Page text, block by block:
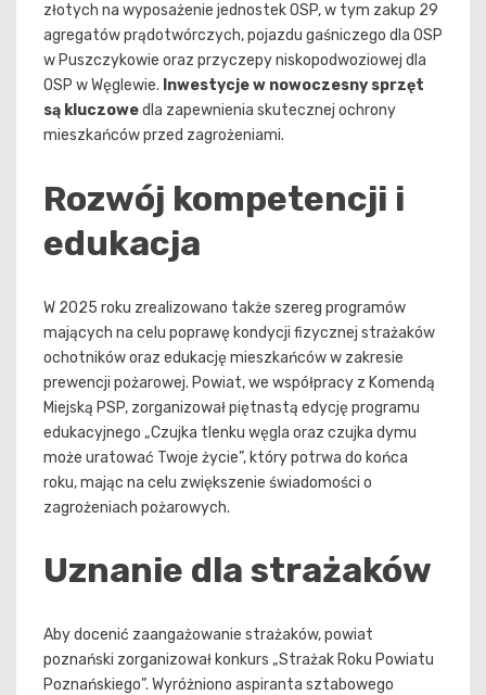
złotych na wyposażenie jednostek OSP, w tym zakup 29
agregatów prądotwórczych, pojazdu gaśniczego dla OSP
w Puszczykowie oraz przyczepy niskopodwoziowej dla
OSP w Węglewie. Inwestycje w nowoczesny sprzęt
są kluczowedla zapewnienia skutecznej ochrony
mieszkańców przed zagrożeniami.
Rozwój kompetencji i
edukacja
W 2025 roku zrealizowano także szereg programów
mających na celu poprawę kondycji fizycznej strażaków
ochotników oraz edukację mieszkańców w zakresie
prewencji pożarowej. Powiat, we współpracy z Komendą
Miejską PSP, zorganizował piętnastą edycję programu
edukacyjnego „Czujka tlenku węgla oraz czujka dymu
może uratować Twoje życie”, który potrwa do końca
roku, mając na celu zwiększenie świadomości o
zagrożeniach pożarowych.
Uznanie dla strażaków
Aby docenić zaangażowanie strażaków, powiat
poznański zorganizował konkurs „Strażak Roku Powiatu
Poznańskiego”. Wyróżniono aspiranta sztabowego